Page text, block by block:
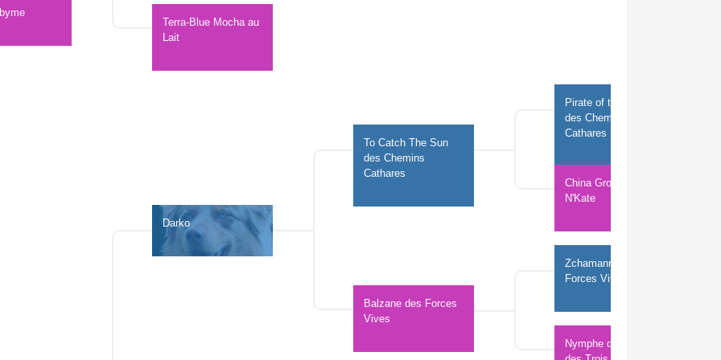
Terra-Blue Mocha au
Lait
Darko
To Catch The Sun
des Chemins
Cathares
Pirate of the moon
des Chemins
Cathares
China Grove Kiss
N'Kate
Balzane des Forces
Vives
Zchamanred des
Forces Vives
Nymphe de l'Etoile